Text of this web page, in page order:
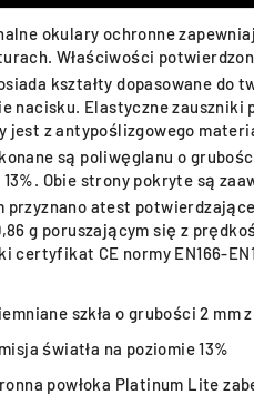
okulary ochronne
Właściwości
kształty dopasowane do
nacisku. Elastyczne
jest z antypoślizgowego
są poliwęglanu o
13%. Obie strony pokryte są
przyznano atest
g poruszającym się z
certyfikat CE normy EN166-
szkła o grubości 2 mm
światła na poziomie 13%
powłoka Platinum Lite